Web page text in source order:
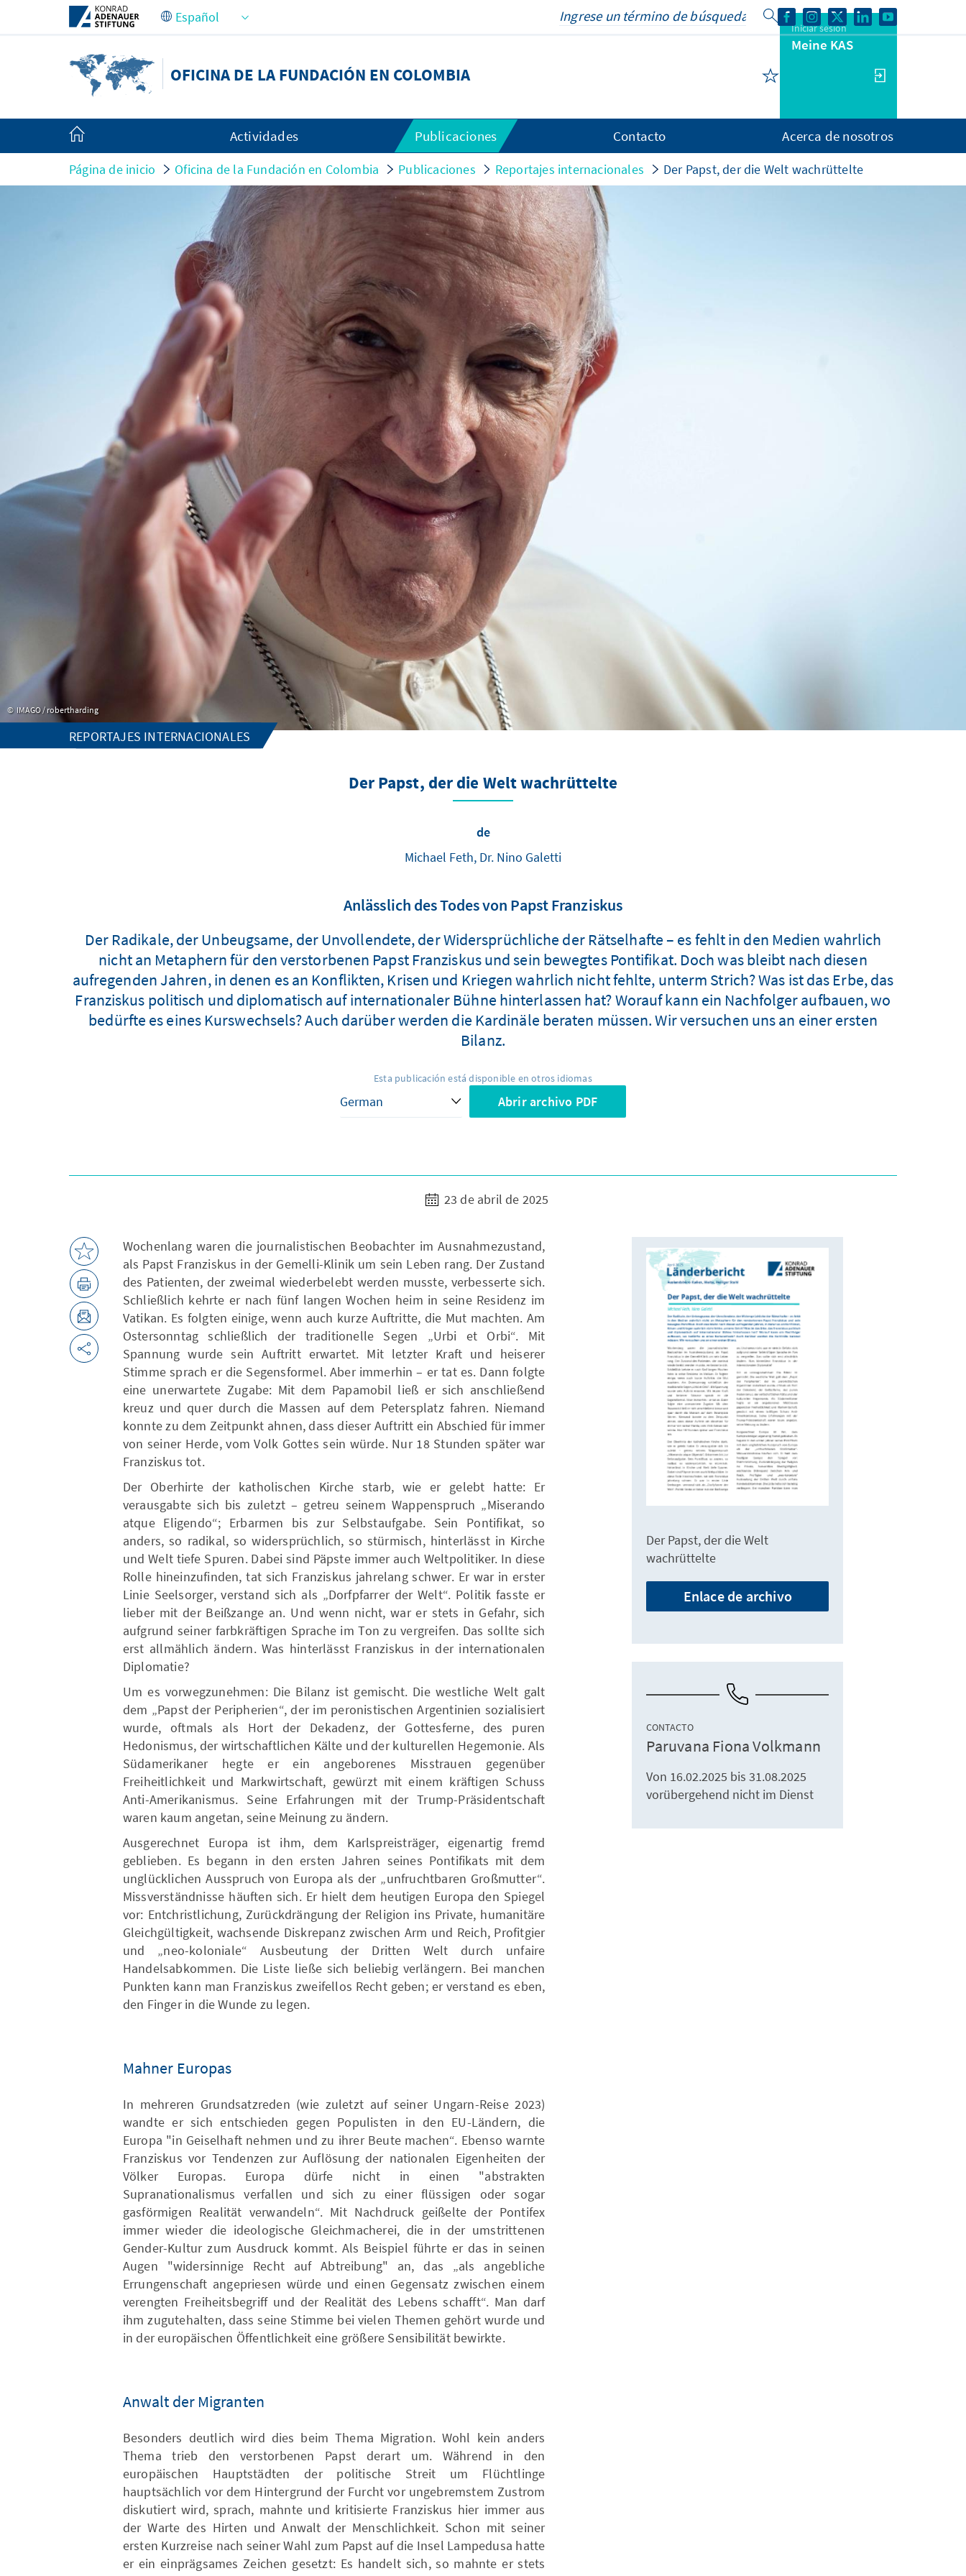
Saltar al contenido principal
OFICINA DE LA FUNDACIÓN EN COLOMBIA
Iniciar sesión
Meine KAS
Actividades Publicaciones Contacto Acerca de nosotros
Página de inicio Oficina de la Fundación en Colombia Publicaciones Reportajes internacionales Der Papst, der die Welt wachrüttelte
IMAGO / robertharding
REPORTAJES INTERNACIONALES
Der Papst, der die Welt wachrüttelte
de
Michael Feth, Dr. Nino Galetti
Anlässlich des Todes von Papst Franziskus
Der Radikale, der Unbeugsame, der Unvollendete, der Widersprüchliche der Rätselhafte – es fehlt in den Medien wahrlich
nicht an Metaphern für den verstorbenen Papst Franziskus und sein bewegtes Pontifikat. Doch was bleibt nach diesen
aufregenden Jahren, in denen es an Konflikten, Krisen und Kriegen wahrlich nicht fehlte, unterm Strich? Was ist das Erbe, das
Franziskus politisch und diplomatisch auf internationaler Bühne hinterlassen hat? Worauf kann ein Nachfolger aufbauen, wo
bedürfte es eines Kurswechsels? Auch darüber werden die Kardinäle beraten müssen. Wir versuchen uns an einer ersten
Bilanz.
Esta publicación está disponible en otros idiomas
Abrir archivo PDF
23 de abril de 2025
Wochenlang waren die journalistischen Beobachter im Ausnahmezustand,
als Papst Franziskus in der Gemelli-Klinik um sein Leben rang. Der Zustand
des Patienten, der zweimal wiederbelebt werden musste, verbesserte sich.
Schließlich kehrte er nach fünf langen Wochen heim in seine Residenz im
Vatikan. Es folgten einige, wenn auch kurze Auftritte, die Mut machten. Am
Ostersonntag schließlich der traditionelle Segen „Urbi et Orbi“. Mit
Spannung wurde sein Auftritt erwartet. Mit letzter Kraft und heiserer
Stimme sprach er die Segensformel. Aber immerhin – er tat es. Dann folgte
eine unerwartete Zugabe: Mit dem Papamobil ließ er sich anschließend
kreuz und quer durch die Massen auf dem Petersplatz fahren. Niemand
konnte zu dem Zeitpunkt ahnen, dass dieser Auftritt ein Abschied für immer
von seiner Herde, vom Volk Gottes sein würde. Nur 18 Stunden später war
Franziskus tot.
Der Oberhirte der katholischen Kirche starb, wie er gelebt hatte: Er
verausgabte sich bis zuletzt – getreu seinem Wappenspruch „Miserando
atque Eligendo“; Erbarmen bis zur Selbstaufgabe. Sein Pontifikat, so
anders, so radikal, so widersprüchlich, so stürmisch, hinterlässt in Kirche
und Welt tiefe Spuren. Dabei sind Päpste immer auch Weltpolitiker. In diese
Rolle hineinzufinden, tat sich Franziskus jahrelang schwer. Er war in erster
Linie Seelsorger, verstand sich als „Dorfpfarrer der Welt“. Politik fasste er
lieber mit der Beißzange an. Und wenn nicht, war er stets in Gefahr, sich
aufgrund seiner farbkräftigen Sprache im Ton zu vergreifen. Das sollte sich
erst allmählich ändern. Was hinterlässt Franziskus in der internationalen
Diplomatie?
Um es vorwegzunehmen: Die Bilanz ist gemischt. Die westliche Welt galt
dem „Papst der Peripherien“, der im peronistischen Argentinien sozialisiert
wurde, oftmals als Hort der Dekadenz, der Gottesferne, des puren
Hedonismus, der wirtschaftlichen Kälte und der kulturellen Hegemonie. Als
Südamerikaner hegte er ein angeborenes Misstrauen gegenüber
Freiheitlichkeit und Markwirtschaft, gewürzt mit einem kräftigen Schuss
Anti-Amerikanismus. Seine Erfahrungen mit der Trump-Präsidentschaft
waren kaum angetan, seine Meinung zu ändern.
Ausgerechnet Europa ist ihm, dem Karlspreisträger, eigenartig fremd
geblieben. Es begann in den ersten Jahren seines Pontifikats mit dem
unglücklichen Ausspruch von Europa als der „unfruchtbaren Großmutter“.
Missverständnisse häuften sich. Er hielt dem heutigen Europa den Spiegel
vor: Entchristlichung, Zurückdrängung der Religion ins Private, humanitäre
Gleichgültigkeit, wachsende Diskrepanz zwischen Arm und Reich, Profitgier
und „neo-koloniale“ Ausbeutung der Dritten Welt durch unfaire
Handelsabkommen. Die Liste ließe sich beliebig verlängern. Bei manchen
Punkten kann man Franziskus zweifellos Recht geben; er verstand es eben,
den Finger in die Wunde zu legen.
Mahner Europas
In mehreren Grundsatzreden (wie zuletzt auf seiner Ungarn-Reise 2023)
wandte er sich entschieden gegen Populisten in den EU-Ländern, die
Europa "in Geiselhaft nehmen und zu ihrer Beute machen“. Ebenso warnte
Franziskus vor Tendenzen zur Auflösung der nationalen Eigenheiten der
Völker Europas. Europa dürfe nicht in einen "abstrakten
Supranationalismus verfallen und sich zu einer flüssigen oder sogar
gasförmigen Realität verwandeln“. Mit Nachdruck geißelte der Pontifex
immer wieder die ideologische Gleichmacherei, die in der umstrittenen
Gender-Kultur zum Ausdruck kommt. Als Beispiel führte er das in seinen
Augen "widersinnige Recht auf Abtreibung" an, das „als angebliche
Errungenschaft angepriesen würde und einen Gegensatz zwischen einem
verengten Freiheitsbegriff und der Realität des Lebens schafft“. Man darf
ihm zugutehalten, dass seine Stimme bei vielen Themen gehört wurde und
in der europäischen Öffentlichkeit eine größere Sensibilität bewirkte.
Anwalt der Migranten
Besonders deutlich wird dies beim Thema Migration. Wohl kein anders
Thema trieb den verstorbenen Papst derart um. Während in den
europäischen Hauptstädten der politische Streit um Flüchtlinge
hauptsächlich vor dem Hintergrund der Furcht vor ungebremstem Zustrom
diskutiert wird, sprach, mahnte und kritisierte Franziskus hier immer aus
der Warte des Hirten und Anwalt der Menschlichkeit. Schon mit seiner
ersten Kurzreise nach seiner Wahl zum Papst auf die Insel Lampedusa hatte
er ein einprägsames Zeichen gesetzt: Es handelt sich, so mahnte er stets
Der Papst, der die Welt
wachrüttelte
Enlace de archivo
CONTACTO
Paruvana Fiona Volkmann
Von 16.02.2025 bis 31.08.2025
vorübergehend nicht im Dienst